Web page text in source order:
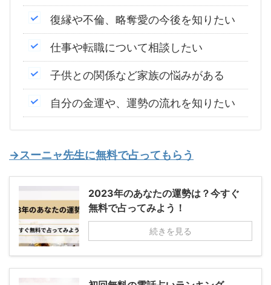
復縁や不倫、略奪愛の今後を知りたい
仕事や転職について相談したい
子供との関係など家族の悩みがある
自分の金運や、運勢の流れを知りたい
→スーニャ先生に無料で占ってもらう
2023年のあなたの運勢は？今すぐ
無料で占ってみよう！
続きを見る